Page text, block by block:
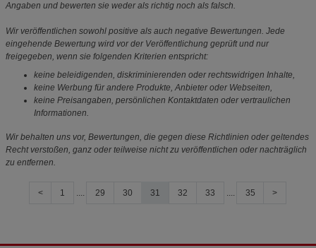
Angaben und bewerten sie weder als richtig noch als falsch.
Wir veröffentlichen sowohl positive als auch negative Bewertungen. Jede
eingehende Bewertung wird vor der Veröffentlichung geprüft und nur
freigegeben, wenn sie folgenden Kriterien entspricht:
keine beleidigenden, diskriminierenden oder rechtswidrigen Inhalte,
keine Werbung für andere Produkte, Anbieter oder Webseiten,
keine Preisangaben, persönlichen Kontaktdaten oder vertraulichen
Informationen.
Wir behalten uns vor, Bewertungen, die gegen diese Richtlinien oder geltendes
Recht verstoßen, ganz oder teilweise nicht zu veröffentlichen oder nachträglich
zu entfernen.
< 1 .... 29 30 31 32 33 .... 35 >